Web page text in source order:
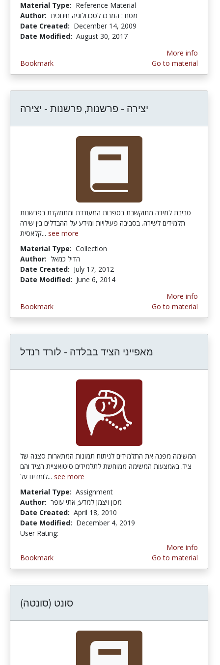
Material Type: Reference Material
Author: מטח : המרכז לטכנולוגיה חינוכית
Date Created: December 14, 2009
Date Modified: August 30, 2017
Bookmark
More info
Go to material
יצירה - פרשנות, פרשנות - יצירה
סביבת למידה מתוקשבת בספרות המעודדת ומתמקדת בפרשנות
תלמידים לשירה. בסביבה פעילויות ומידע על ההבדלים בין שירה
קלאסית... see more
Material Type: Collection
Author: הדיל כמאל
Date Created: July 17, 2012
Date Modified: June 6, 2014
Bookmark
More info
Go to material
מאפייני הציד בבלדה - לורד רנדל
המשימה מפנה את התלמידים לניתוח תמונות המתארות סצנה של
ציד. באמצעות המשימה ממוחשת לתלמידים סיטואציית הציד והם
לומדים על... see more
Material Type: Assignment
Author: מכון ויצמן למדע; אתי עופר
Date Created: April 18, 2010
Date Modified: December 4, 2019
User Rating:
Bookmark
More info
Go to material
סונט (סונטה)